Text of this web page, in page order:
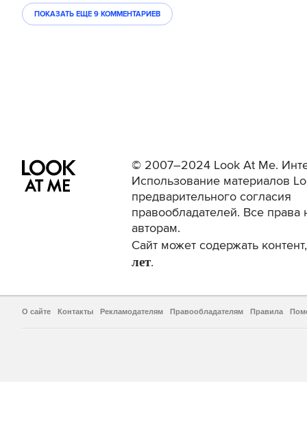
ПОКАЗАТЬ ЕЩЕ 9 КОММЕНТАРИЕВ
© 2007–2024 Look At Me.
Использование материалов
предварительного согласия
правообладателей. Все права
авторам.
Сайт может содержать
лет.
О сайте Контакты Рекламодателям Правообладателям Правила